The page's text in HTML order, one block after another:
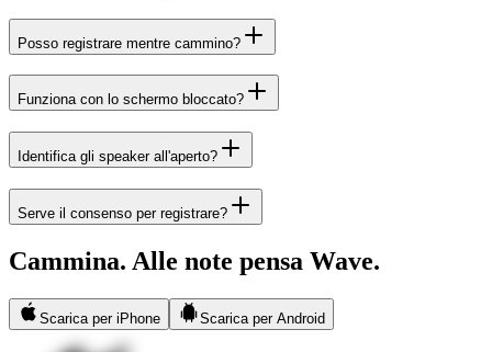
Posso registrare mentre cammino?
Funziona con lo schermo bloccato?
Identifica gli speaker all'aperto?
Serve il consenso per registrare?
Cammina. Alle note pensa Wave.
Scarica per iPhone Scarica per Android